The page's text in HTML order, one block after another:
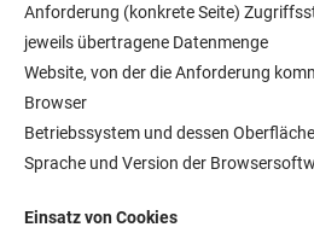
Anforderung (konkrete Seite)
jeweils übertragene Datenmenge
Website, von der die Anforderung
Browser
Betriebssystem und dessen Oberfläche
Sprache und Version der
Einsatz von Cookies